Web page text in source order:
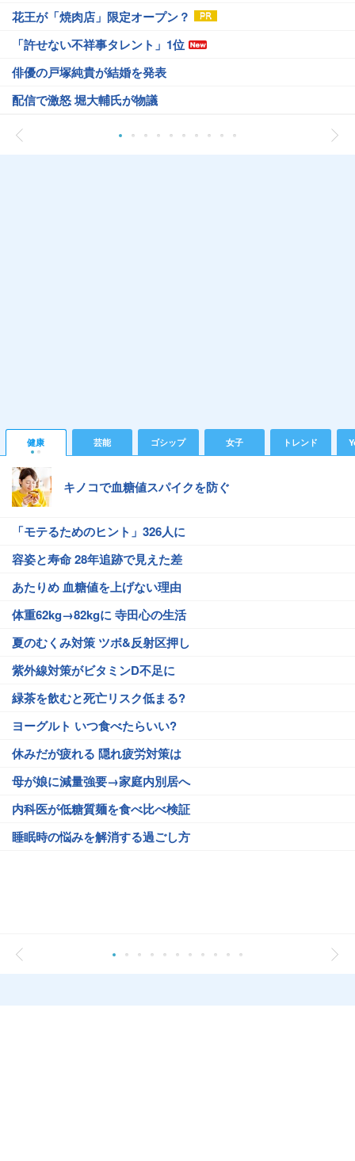
花王が「焼肉店」限定オープン？
「許せない不祥事タレント」1位
俳優の戸塚純貴が結婚を発表
配信で激怒 堀大輔氏が物議
健康 芸能 ゴシップ 女子 トレンド
キノコで血糖値スパイクを防ぐ
「モテるためのヒント」326人に
容姿と寿命 28年追跡で見えた差
あたりめ 血糖値を上げない理由
体重62kg→82kgに 寺田心の生活
夏のむくみ対策 ツボ&反射区押し
紫外線対策がビタミンD不足に
緑茶を飲むと死亡リスク低まる?
ヨーグルト いつ食べたらいい?
休みだが疲れる 隠れ疲労対策は
母が娘に減量強要→家庭内別居へ
内科医が低糖質麺を食べ比べ検証
睡眠時の悩みを解消する過ごし方